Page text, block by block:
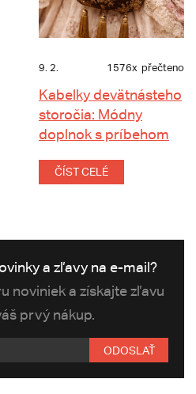
9. 2. 1576x přečteno
Kabelky devätnásteho
storočia: Módny
doplnok s príbehom
ČÍST CELÉ
a zľavy na e-mail?
noviniek a získajte zľavu
prvý nákup.
ODOSLAŤ